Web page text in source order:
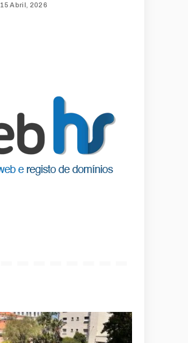
15 Abril, 2026